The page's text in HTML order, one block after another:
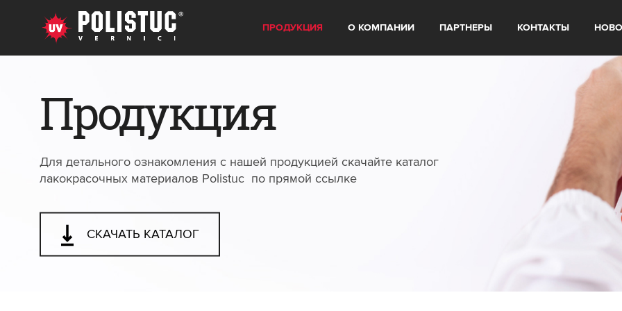
ПРОДУКЦИЯ О КОМПАНИИ ПАРТНЕРЫ КОНТАКТЫ
Продукция
Для детального ознакомления с нашей продукцией скачайте каталог
лакокрасочных материалов Polistuc по прямой ссылке
СКАЧАТЬ КАТАЛОГ